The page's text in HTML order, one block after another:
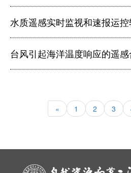
水质遥感实时监视和速报运
台风引起海洋温度响应的遥
« 1 2 3